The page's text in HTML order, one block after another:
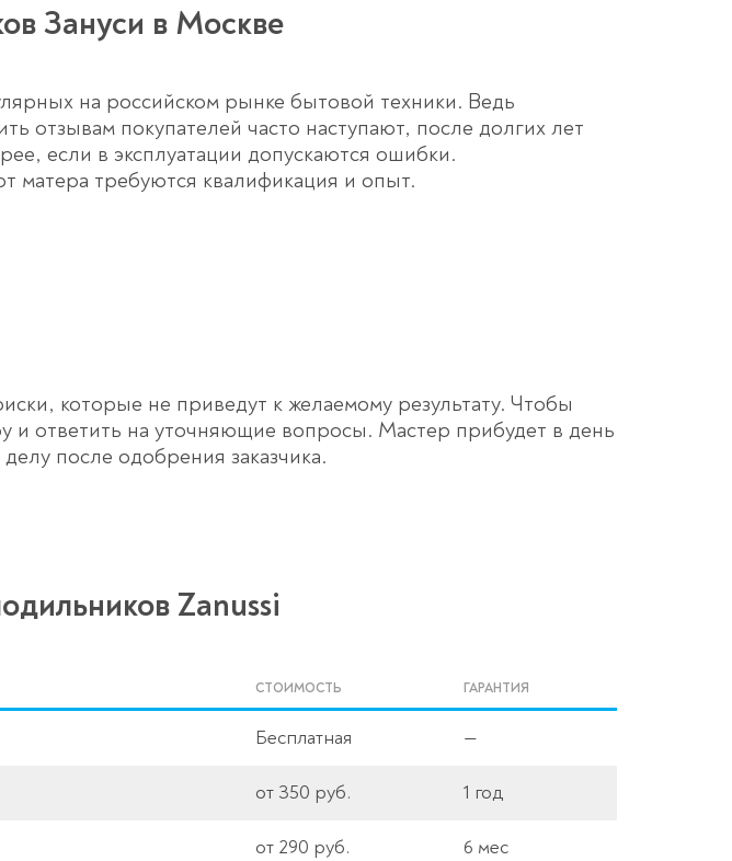
Зануси в Москве
на российском рынке бытовой техники. Ведь
отзывам покупателей часто наступают, после долгих лет
если в эксплуатации допускаются ошибки.
матера требуются квалификация и опыт.
которые не приведут к желаемому результату. Чтобы
и ответить на уточняющие вопросы. Мастер прибудет в день
после одобрения заказчика.
Zanussi
СТОИМОСТЬ ГАРАНТИЯ
Бесплатная —
от 350 руб. 1 год
от 290 руб. 6 мес